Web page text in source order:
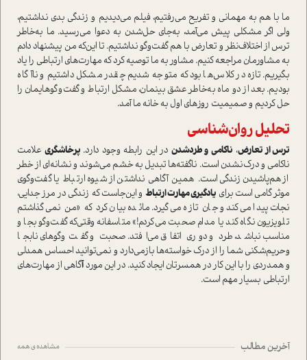
ما با هم به مهمانی و تفریح می‌رفتیم، فیلم می‌دیدیم و زندگی بدی نداشتیم،
ولی اگر مشکلی پیش می‌آمد، به‌جای حل‌شدن به دعوا می‌رسید. ما به‌خاطر
ترس از اختلاف‌نظر و تعارض با هم گفت‌وگو نداشتیم. تا این‌که من پیشنهاد دادم
به مشاورمان مراجعه کنیم. مشاور به ما توصیه کرد که مهارت‌های ارتباطی را یاد
بگیریم. تازه در کلاس‌ها بود که متوجه شدیم چقدر مشکل داشتیم و نا‌آگاه
بودیم. بعد از دو ماه به‌خاطر عشق بینمان، مشکل ارتباط و گفت‌وگوهایمان را
حل کردیم و صمیمیت روزهای اول به خانه ما آمد.
تحلیل روان‌شناسی
ﺗﺮس از ﺗﻌﺎرض، ﻧﺎﻛﺎﻣﻲ و ﻃردشدن در این رابطه وجود دارد. پرخاشگری علامت
ناکامی و درک‌نشدن ا‌ست. ناگفته‌ها تبدیل به خشم می‌شوند و نشانه‌ای از خطر
از‌هم‌پاشیدن زندگی ا‌ست. همین آگاهی نداشتن از شیوه ارتباط یا گفت‌وگوی
موثر گامی ا‌ست برای یادگیری مهارت ارتباط و این‌جا‌ست که زندگی در مرز جدایی،
نجات پیدا می‌کند و جان تازه می‌گیرد. مائده بیان کرد که «من نمی‌گذاشتم
تلویزیون نگاه کند یا مدام صحبت می‌کردم!» متاسفانه وقتی‌که گفت‌وگو بجا و
مناسب نباشد، طرد و دوری اتفاق می‌افتد. صحبت و گفت‌وگوهای نابجا
وحريم‌شكني شما را از درك خوا‌سته‌ها بازمي‌دارد و نمی‌توانيد احساس همدلي
و همدردي را با اين كار در همسرتان ايجاد كنيد. در این موردآگاهی از مهارت‌های
ارتباطی بسیار مهم ا‌ست.
آخرین مطالب مشاهده ی همه